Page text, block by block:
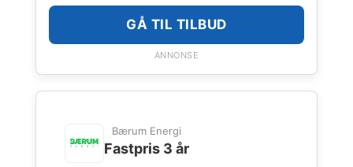
GÅ TIL TILBUD
ANNONSE
Bærum Energi
Fastpris 3 år